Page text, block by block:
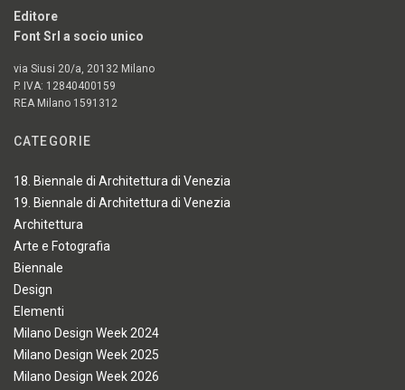
Editore
Font Srl a socio unico
via Siusi 20/a, 20132 Milano
P. IVA: 12840400159
REA Milano 1591312
CATEGORIE
18. Biennale di Architettura di Venezia
19. Biennale di Architettura di Venezia
Architettura
Arte e Fotografia
Biennale
Design
Elementi
Milano Design Week 2024
Milano Design Week 2025
Milano Design Week 2026